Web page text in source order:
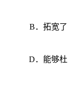
B．拓宽了
D．能够杜